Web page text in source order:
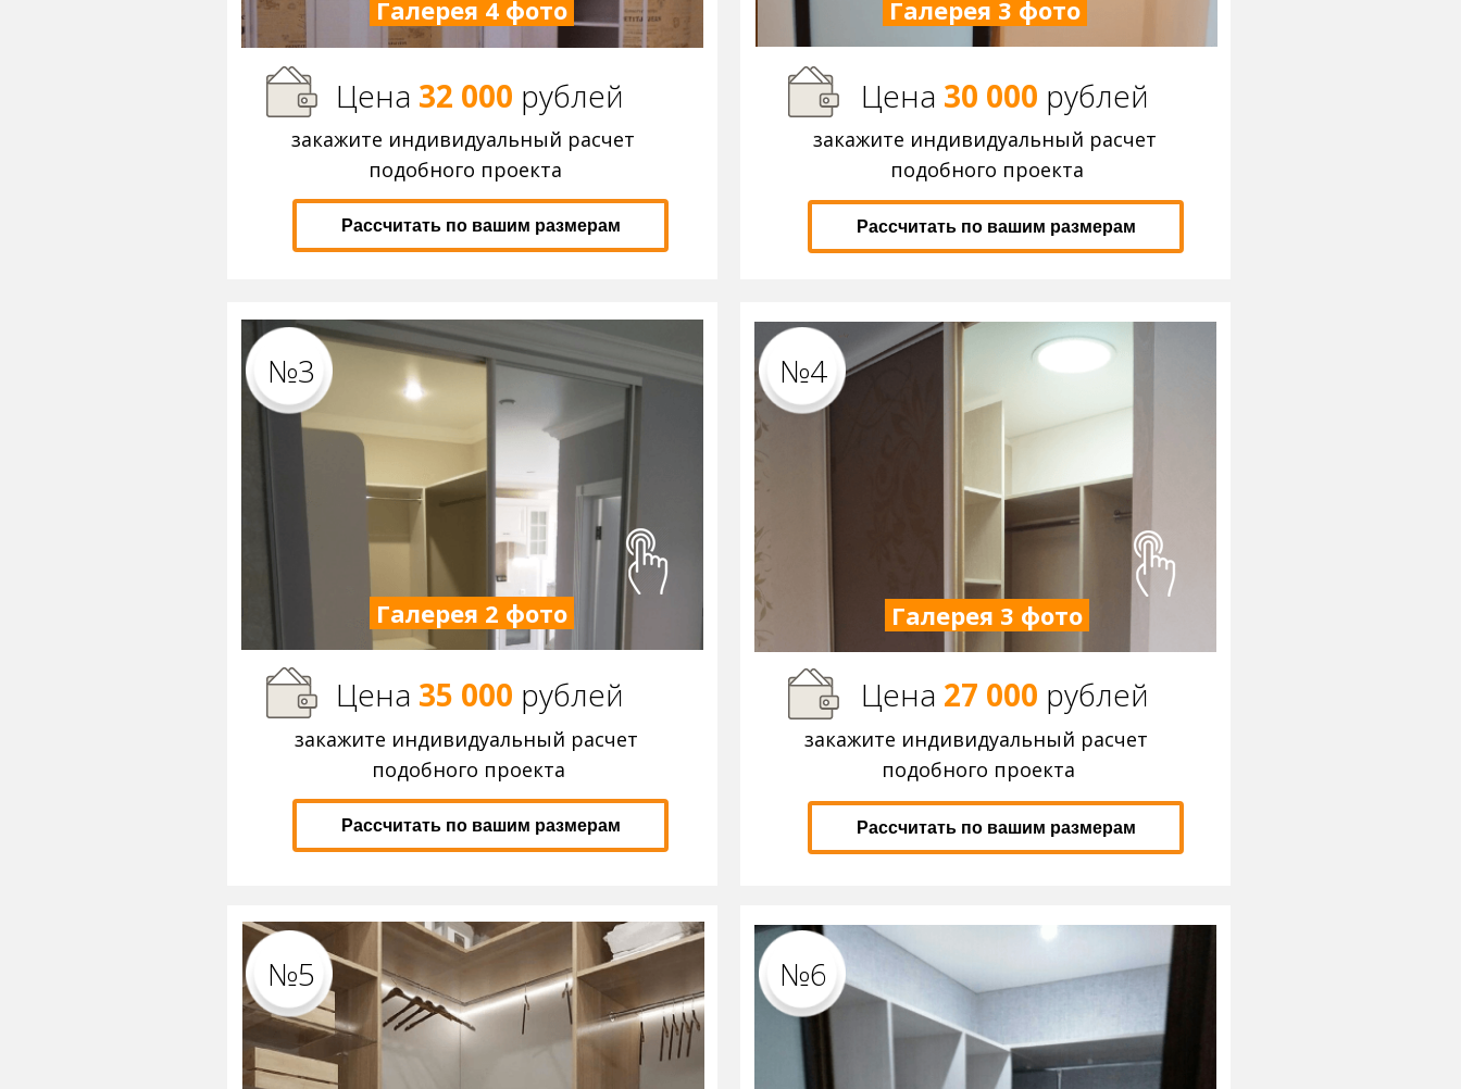
Цена 32 000 рублей Цена 30 000 рублей
Галерея 3 фото
Рассчитать по вашим размерам
№4
Галерея 2 фото Галерея 3 фото
закажите индивидуальный расчет
подобного проекта
закажите индивидуальный расчет
подобного проекта
Цена 27 000 рублей
Цена 35 000 рублей
№6
№5
№3
Галерея 4 фото
Рассчитать по вашим размерам Рассчитать по вашим размерам
Рассчитать по вашим размерам
закажите индивидуальный расчет
подобного проекта
закажите индивидуальный расчет
подобного проекта